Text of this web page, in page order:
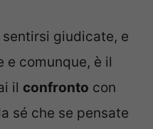
giudicate, e
e comunque, è il
il confronto con
sé che se pensate